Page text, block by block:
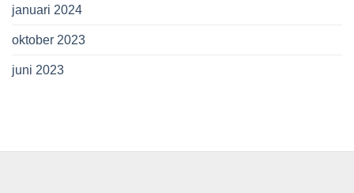
januari 2024
oktober 2023
juni 2023